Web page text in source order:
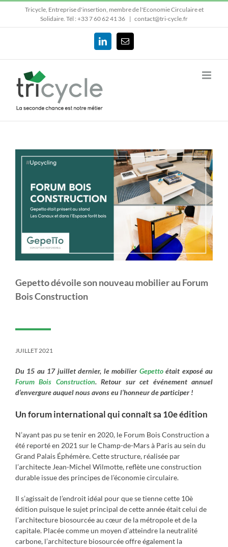
contenu
Tricycle, Entreprise d'insertion, membre de l'Economie Circulaire et
Solidaire. Tél : +33 7 60 62 41 36 | contact@tri-cycle.fr
LinkedInEmail
Voir
l'image
Gepetto dévoile son nouveau mobilier au Forum
Bois Construction
JUILLET 2021
Du 15 au 17 juillet dernier, le mobilier Gepettoétait exposé au
Forum Bois Construction. Retour sur cet événement annuel
d’envergure auquel nous avons eu l’honneur de participer !
Un forum international qui connaît sa 10e édition
N’ayant pas pu se tenir en 2020, le Forum Bois Construction a
été reporté en 2021 sur le Champ-de-Mars à Paris au sein du
Grand Palais Éphémère. Cette structure, réalisée par
l’architecte Jean-Michel Wilmotte, reflète une construction
durable issue des principes de l’économie circulaire.
Il s’agissait de l’endroit idéal pour que se tienne cette 10è
édition puisque le sujet principal de cette année était celui de
l’architecture biosourcée au cœur de la métropole et de la
capitale. Placée comme un moyen d’atteindre la neutralité
carbone, l’architecture biosourcée offre également la